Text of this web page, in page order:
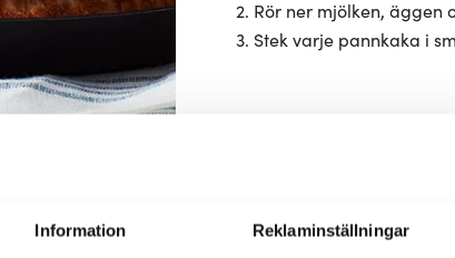
Information Reklaminställningar
2. Rör ner mjölken, äggen
3. Stek varje pannkaka i